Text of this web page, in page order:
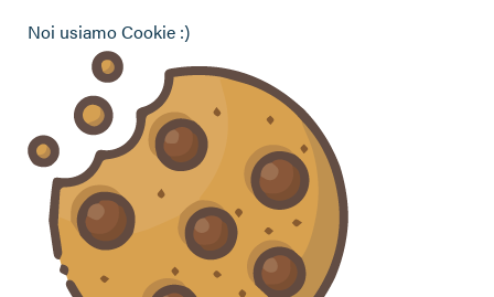
Vuoi contattarci per ricevere assistenza, lasciare un
commento o chiedere informazioni?
CONTATTACI
Seguici sui social
Noi usiamo Cookie :)